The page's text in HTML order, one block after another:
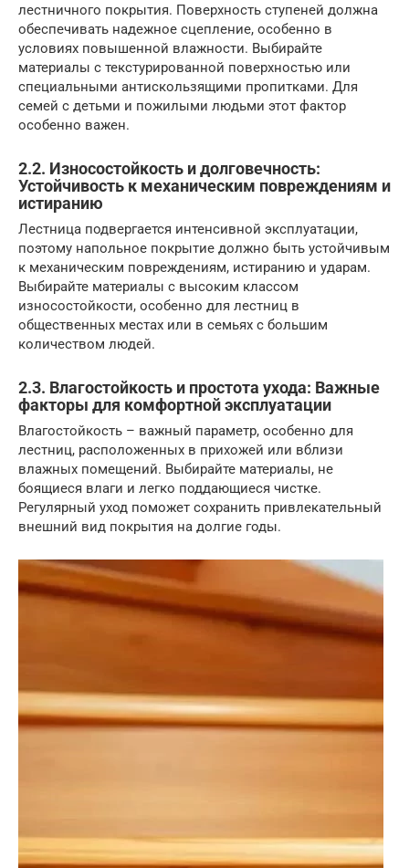
лестничного покрытия. Поверхность ступеней должна
обеспечивать надежное сцепление, особенно в
условиях повышенной влажности. Выбирайте
материалы с текстурированной поверхностью или
специальными антискользящими пропитками. Для
семей с детьми и пожилыми людьми этот фактор
особенно важен.
2.2. Износостойкость и долговечность:
Устойчивость к механическим повреждениям и
истиранию
Лестница подвергается интенсивной эксплуатации,
поэтому напольное покрытие должно быть устойчивым
к механическим повреждениям, истиранию и ударам.
Выбирайте материалы с высоким классом
износостойкости, особенно для лестниц в
общественных местах или в семьях с большим
количеством людей.
2.3. Влагостойкость и простота ухода: Важные
факторы для комфортной эксплуатации
Влагостойкость – важный параметр, особенно для
лестниц, расположенных в прихожей или вблизи
влажных помещений. Выбирайте материалы, не
боящиеся влаги и легко поддающиеся чистке.
Регулярный уход поможет сохранить привлекательный
внешний вид покрытия на долгие годы.